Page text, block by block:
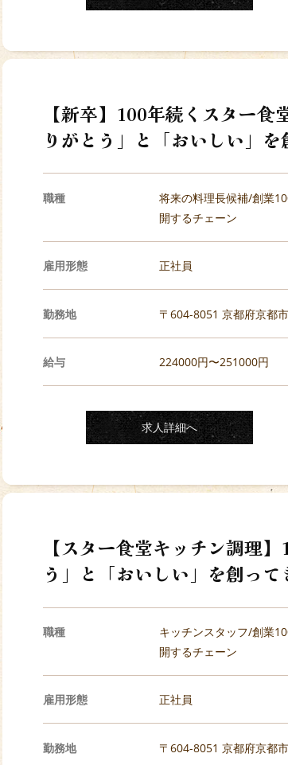
【新卒】100年続くスター
りがとう」と「おいしい」を
職種
将来の料理長候補/創業
開するチェーン
雇用形態 正社員
勤務地 〒604-8051 京都府京都
給与 224000円〜251000円
求人詳細へ
【スター食堂キッチン調理
う」と「おいしい」を創って
職種
キッチンスタッフ/創業
開するチェーン
雇用形態 正社員
勤務地 〒604-8051 京都府京都